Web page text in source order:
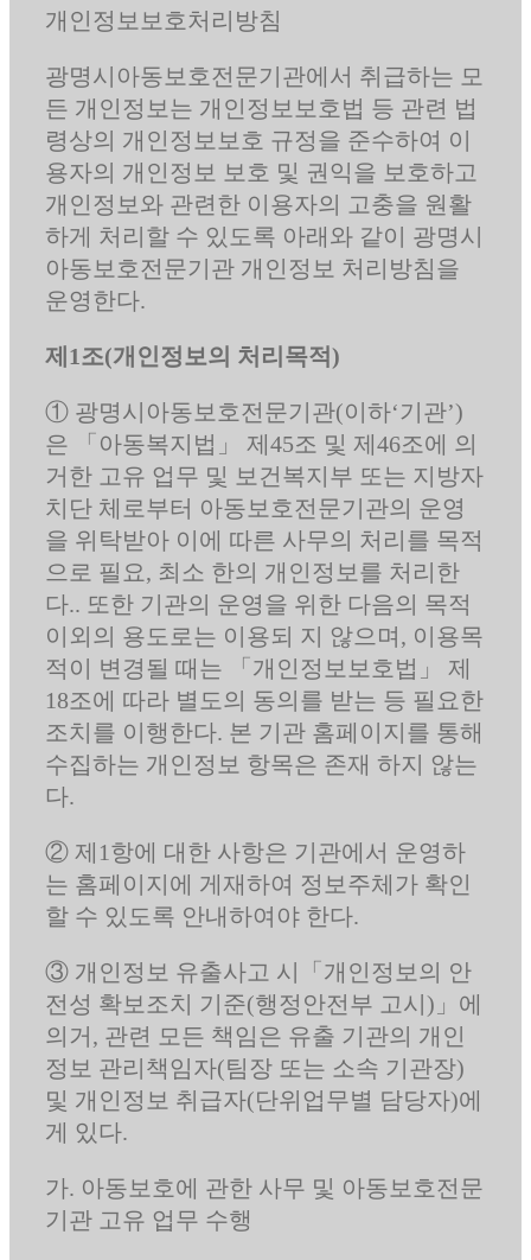
개인정보보호처리방침
광명시아동보호전문기관에서 취급하는 모
든 개인정보는 개인정보보호법 등 관련 법
령상의 개인정보보호 규정을 준수하여 이
용자의 개인정보 보호 및 권익을 보호하고
개인정보와 관련한 이용자의 고충을 원활
하게 처리할 수 있도록 아래와 같이 광명시
아동보호전문기관 개인정보 처리방침을
운영한다.
제1조(개인정보의 처리목적)
① 광명시아동보호전문기관(이하‘기관’)
은 「아동복지법」 제45조 및 제46조에 의
거한 고유 업무 및 보건복지부 또는 지방자
치단 체로부터 아동보호전문기관의 운영
을 위탁받아 이에 따른 사무의 처리를 목적
으로 필요, 최소 한의 개인정보를 처리한
다.. 또한 기관의 운영을 위한 다음의 목적
이외의 용도로는 이용되 지 않으며, 이용목
적이 변경될 때는 「개인정보보호법」 제
18조에 따라 별도의 동의를 받는 등 필요한
조치를 이행한다. 본 기관 홈페이지를 통해
수집하는 개인정보 항목은 존재 하지 않는
다.
② 제1항에 대한 사항은 기관에서 운영하
는 홈페이지에 게재하여 정보주체가 확인
할 수 있도록 안내하여야 한다.
③ 개인정보 유출사고 시「개인정보의 안
전성 확보조치 기준(행정안전부 고시)」에
의거, 관련 모든 책임은 유출 기관의 개인
정보 관리책임자(팀장 또는 소속 기관장)
및 개인정보 취급자(단위업무별 담당자)에
게 있다.
가. 아동보호에 관한 사무 및 아동보호전문
기관 고유 업무 수행